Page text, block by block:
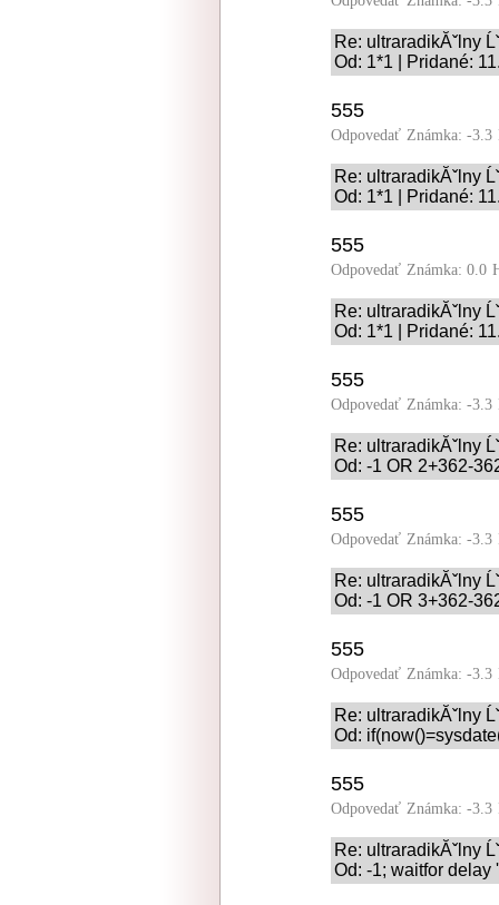
Re: ultraradikĂˇlny
Od: 1*1 | Pridané:
555
Odpovedať Známka: -3.3
Re: ultraradikĂˇlny
Od: 1*1 | Pridané:
555
Odpovedať Známka: 0.0
Re: ultraradikĂˇlny
Od: 1*1 | Pridané:
555
Odpovedať Známka: -3.3
Re: ultraradikĂˇlny
Od: -1 OR 2+362-
555
Odpovedať Známka: -3.3
Re: ultraradikĂˇlny
Od: -1 OR 3+362-
555
Odpovedať Známka: -3.3
Re: ultraradikĂˇlny
Od:
555
Odpovedať Známka: -3.3
Re: ultraradikĂˇlny
Od: -1; waitfor delay